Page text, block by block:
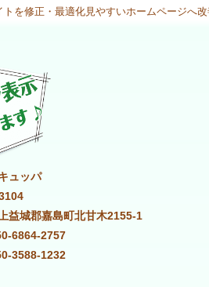
を修正・最適化見やすいホームページへ
ュッパ
益城郡嘉島町北甘木2155-1
6864-2757
3588-1232